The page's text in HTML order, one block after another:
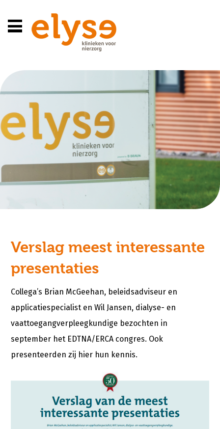
Verslag meest interessante
presentaties
Collega’s Brian McGeehan, beleidsadviseur en
applicatiespecialist en Wil Jansen, dialyse- en
vaattoegangverpleegkundige bezochten in
september het EDTNA/ERCA congres. Ook
presenteerden zij hier hun kennis.